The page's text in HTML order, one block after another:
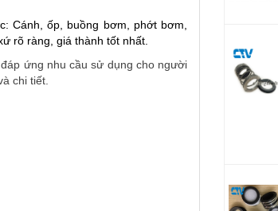
Cánh, ốp, buồng bơm, phớt bơm,
rõ ràng, giá thành tốt nhất.
ứng nhu cầu sử dụng cho người
chi tiết.